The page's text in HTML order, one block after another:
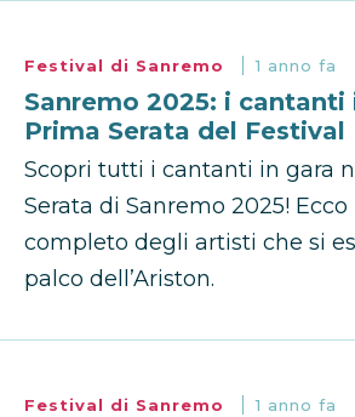
Festival di Sanremo 1 anno fa
Sanremo 2025: i cantanti
Prima Serata del Festival
Scopri tutti i cantanti in gara
Serata di Sanremo 2025! Ecco
completo degli artisti che si
palco dell’Ariston.
Festival di Sanremo 1 anno fa